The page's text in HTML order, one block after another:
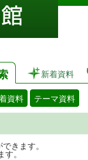
新着資料
資料 テーマ資料
きます。
。